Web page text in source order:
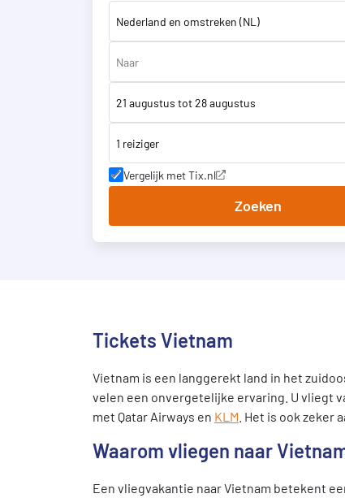
1 reiziger
Vergelijk met Tix.nl
Zoeken
Tickets Vietnam
Vietnam is een langgerekt land in het
velen een onvergetelijke ervaring. U vliegt
met Qatar Airways en KLM . Het is ook zeker
Waarom vliegen naar
Een vliegvakantie naar Vietnam betekent